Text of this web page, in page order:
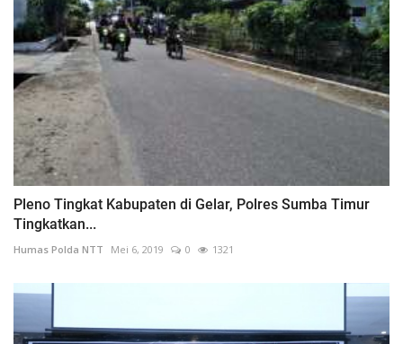
Pleno Tingkat Kabupaten di Gelar, Polres Sumba Timur
Tingkatkan...
Humas Polda NTT Mei 6, 2019 0 1321